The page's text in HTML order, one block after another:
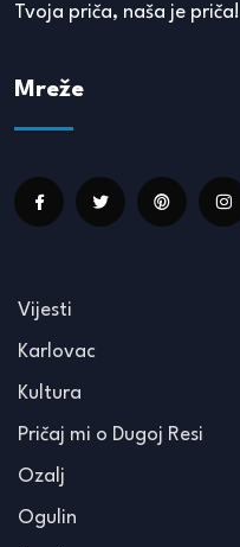
Tvoja priča, naša je priča!
Mreže
Vijesti
Karlovac
Kultura
Pričaj mi o Dugoj Resi
Ozalj
Ogulin